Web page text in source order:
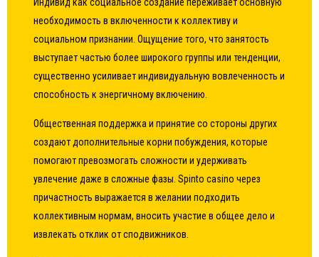
необходимость в включенности к коллективу и
социальном признании. Ощущение того, что занятость
выступает частью более широкого группы или тенденции,
существенно усиливает индивидуальную вовлеченность и
способность к энергичному включению.
Общественная поддержка и принятие со стороны других
создают дополнительные корни побуждения, которые
помогают превозмогать сложности и удерживать
увлечение даже в сложные фазы. Spinto casino через
причастность выражается в желании подходить
коллективным нормам, вносить участие в общее дело и
извлекать отклик от сподвижников.